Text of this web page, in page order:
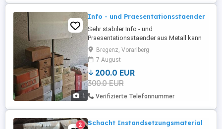
1
Info - und Praesentationsstaender
Sehr stabiler Info - und
Praesentationsstaender aus Metall kann
sowohl drinnen als auch draussen
angebracht werden.
Praesentationsflaeche Board: 85 cm lang
x 65 cm breit Laenge des Gestells: 200 cm
lang, kann ca. 30 cm verlaengert werden
Bodenflaeche: 50 cm Durchmesser
Bregenz, Vorarlberg
7 August
200.0 EUR
300.0 EUR
Verifizierte Telefonnummer
2 Schacht Instandsetzungsmaterial